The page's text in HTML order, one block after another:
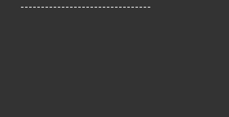
--------------------------------